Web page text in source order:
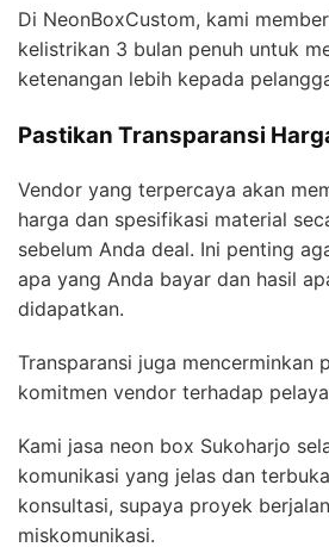
Di NeonBoxCustom, kami
kelistrikan 3 bulan penuh untuk
ketenangan lebih kepada
Pastikan Transparansi
Vendor yang terpercaya akan
harga dan spesifikasi material
sebelum Anda deal. Ini penting
apa yang Anda bayar dan hasil
didapatkan.
Transparansi juga mencerminkan
komitmen vendor terhadap
Kami jasa neon box Sukoharjo
komunikasi yang jelas dan
konsultasi, supaya proyek
miskomunikasi.